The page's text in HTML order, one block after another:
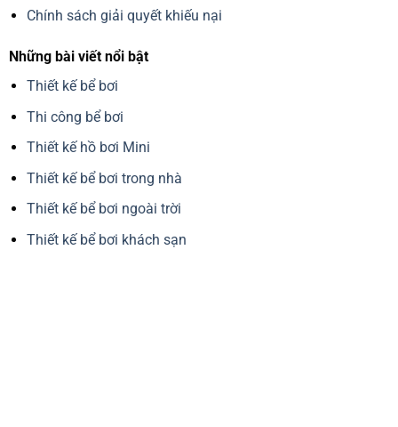
Chính sách giải quyết khiếu nại
Những bài viết nổi bật
Thiết kế bể bơi
Thi công bể bơi
Thiết kế hồ bơi Mini
Thiết kế bể bơi trong nhà
Thiết kế bể bơi ngoài trời
Thiết kế bể bơi khách sạn